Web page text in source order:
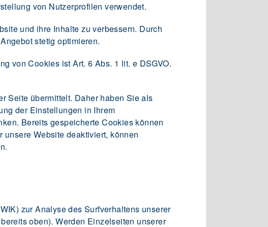
von Nutzerprofilen verwendet.
und ihre Inhalte zu verbessern. Durch
stetig optimieren.
von Cookies ist Art. 6 Abs. 1 lit. e DSGVO.
Seite übermittelt. Daher haben Sie als
der Einstellungen in Ihrem
Bereits gespeicherte Cookies können
Website deaktiviert, können
zur Analyse des Surfverhaltens unserer
oben). Werden Einzelseiten unserer